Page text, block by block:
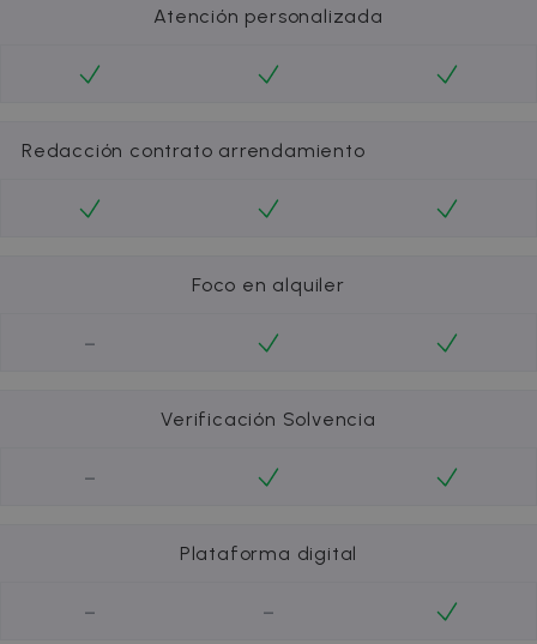
Atención personalizada
Redacción contrato arrendamiento
Foco en alquiler
-
Verificación Solvencia
-
Plataforma digital
- -